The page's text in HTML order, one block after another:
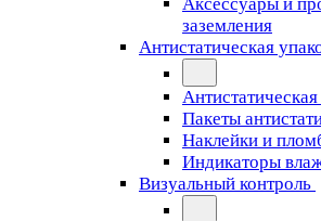
заземления
Антистатическая
Пакеты
Наклейки и
Индикаторы
Визуальный контроль